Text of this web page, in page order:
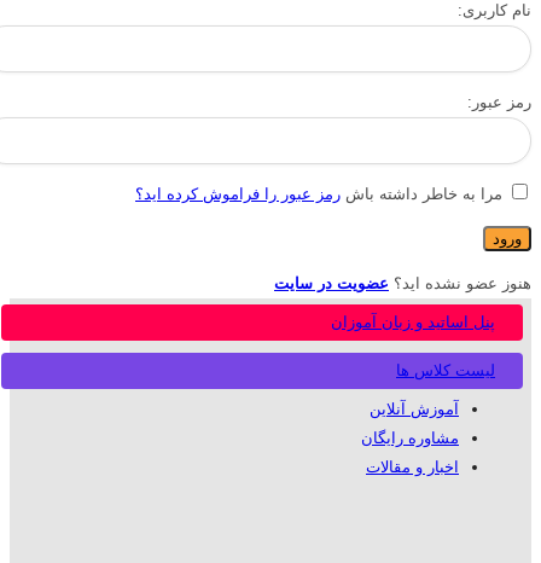
نام کاربری:
رمز عبور:
مرا به خاطر داشته باش رمز عبور را فراموش کرده اید؟
هنوز عضو نشده اید؟ عضویت در سایت
لیست کلاس ها
پنل اساتید و زبان آموزان
آموزش آنلاین
مشاوره رایگان
اخبار و مقالات